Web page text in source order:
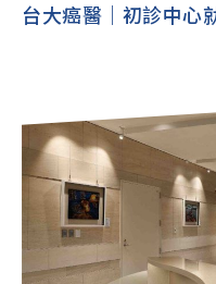
台大癌醫｜初診中心